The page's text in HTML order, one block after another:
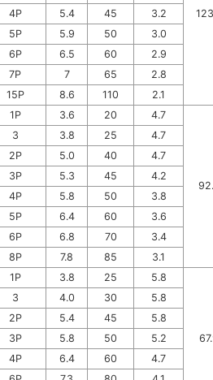
4P
5.4 45
3.2
5P
5.9 50
3.0
6P
6.5 60
2.9
7P
7 65
2.8
15P
8.6 110 2.1
1P 3.6 20 4.7
3 3.8 25 4.7
2P 5.0 40
4.7
3P
5.3 45
4.2
4P
5.8 50
3.8
5P
6.4 60
3.6
6P
6.8 70
3.4
8P
7.8 85 3.1
1P 3.8 25 5.8
3 4.0 30 5.8
2P 5.4 45
5.8
3P
5.8 50
5.2
4P
6.4 60
4.7